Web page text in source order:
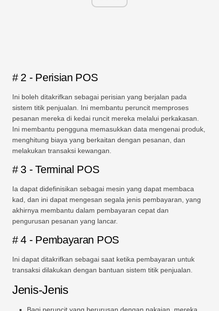
# 2 - Perisian POS
Ini boleh ditakrifkan sebagai perisian yang berjalan pada
sistem titik penjualan. Ini membantu peruncit memproses
pesanan mereka di kedai runcit mereka melalui perkakasan.
Ini membantu pengguna memasukkan data mengenai produk,
menghitung biaya yang berkaitan dengan pesanan, dan
melakukan transaksi kewangan.
# 3 - Terminal POS
Ia dapat didefinisikan sebagai mesin yang dapat membaca
kad, dan ini dapat mengesan segala jenis pembayaran, yang
akhirnya membantu dalam pembayaran cepat dan
pengurusan pesanan yang lancar.
# 4 - Pembayaran POS
Ini dapat ditakrifkan sebagai saat ketika pembayaran untuk
transaksi dilakukan dengan bantuan sistem titik penjualan.
Jenis-Jenis